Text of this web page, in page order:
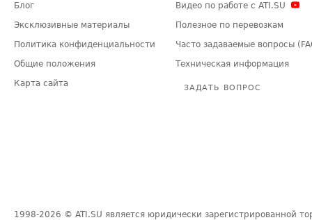
Блог
Эксклюзивные материалы
Политика конфиденциальности
Общие положения
Карта сайта
Видео по работе с ATI.SU
Полезное по перевозкам
Часто задаваемые вопросы
Техническая информация
ЗАДАТЬ ВОПРОС
1998-2026 © ATI.SU является юридически зарегистрированной